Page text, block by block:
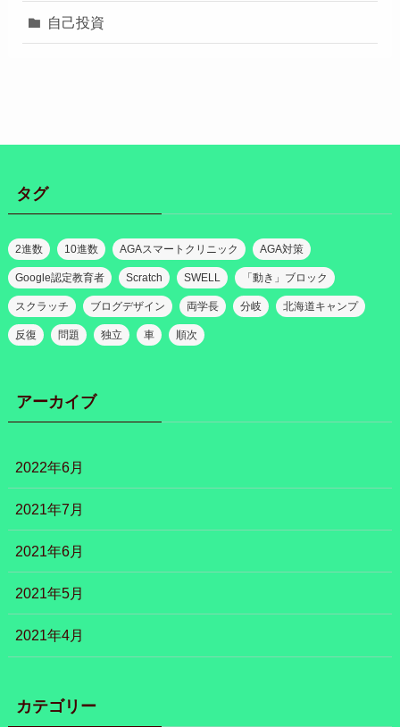
自己投資
タグ
2進数 10進数 AGAスマートクリニック AGA対策
Google認定教育者 Scratch SWELL 「動き」ブロック
スクラッチ ブログデザイン 両学長 分岐 北海道キャンプ
反復 問題 独立 車 順次
アーカイブ
2022年6月
2021年7月
2021年6月
2021年5月
2021年4月
カテゴリー